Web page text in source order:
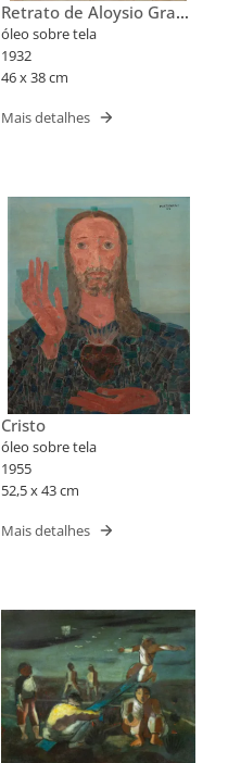
Retrato de Aloysio Graça
Aranha
óleo sobre tela
1932
46 x 38 cm
Mais detalhes
Cristo
óleo sobre tela
1955
52,5 x 43 cm
Mais detalhes